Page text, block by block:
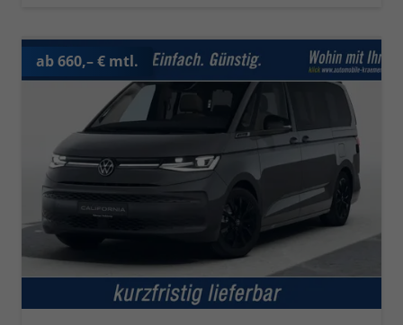
ab 660,– € mtl.